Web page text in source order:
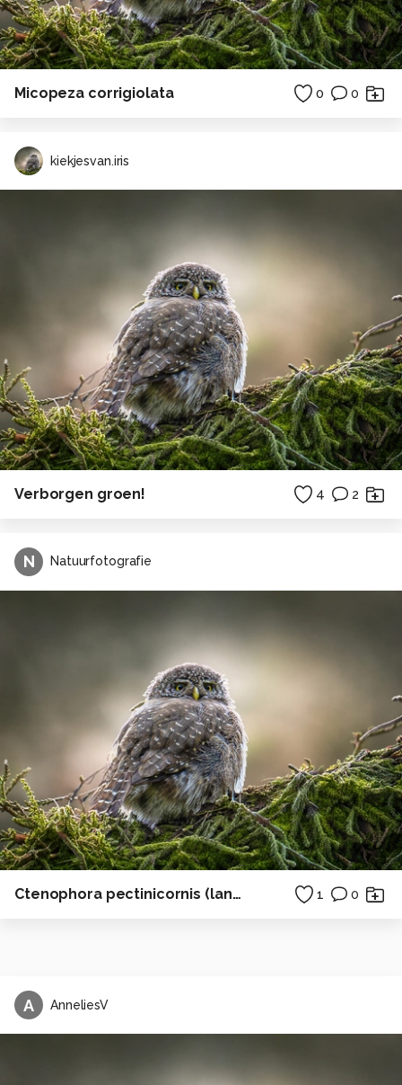
Micopeza corrigiolata 0 0
kiekjesvan.iris
Verborgen groen! 4 2
N Natuurfotografie
Ctenophora pectinicornis (langpootmug) 1 0
A AnneliesV